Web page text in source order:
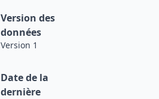
Version des
données
Version 1
Date de la
dernière